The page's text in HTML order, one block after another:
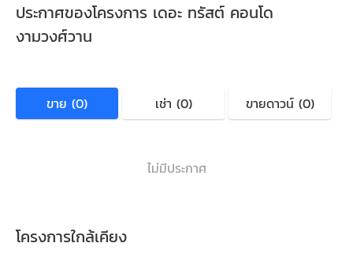
ประกาศของโครงการ เดอะ ทรัสต์ คอนโด
งามวงศ์วาน
ขาย (0) เช่า (0) ขายดาวน์ (0)
ไม่มีประกาศ
โครงการใกล้เคียง